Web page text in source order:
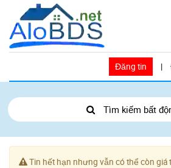
Đăng tin |
Tìm kiếm bất
Tin hết hạn nhưng vẫn có thể còn giá